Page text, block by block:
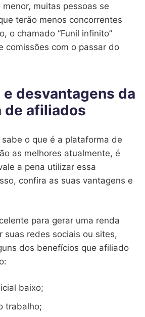
muitas pessoas se
terão menos concorrentes
o chamado “Funil infinito”
comissões com o passar do
desvantagens da
de afiliados
o que é a plataforma de
as melhores atualmente, é
a pena utilizar essa
confira as suas vantagens e
para gerar uma renda
suas redes sociais ou sites,
dos benefícios que afiliado
baixo;
trabalho;